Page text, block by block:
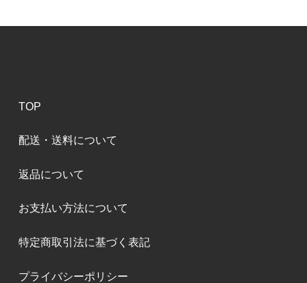
TOP
配送・送料について
返品について
お支払い方法について
特定商取引法に基づく表記
プライバシーポリシー